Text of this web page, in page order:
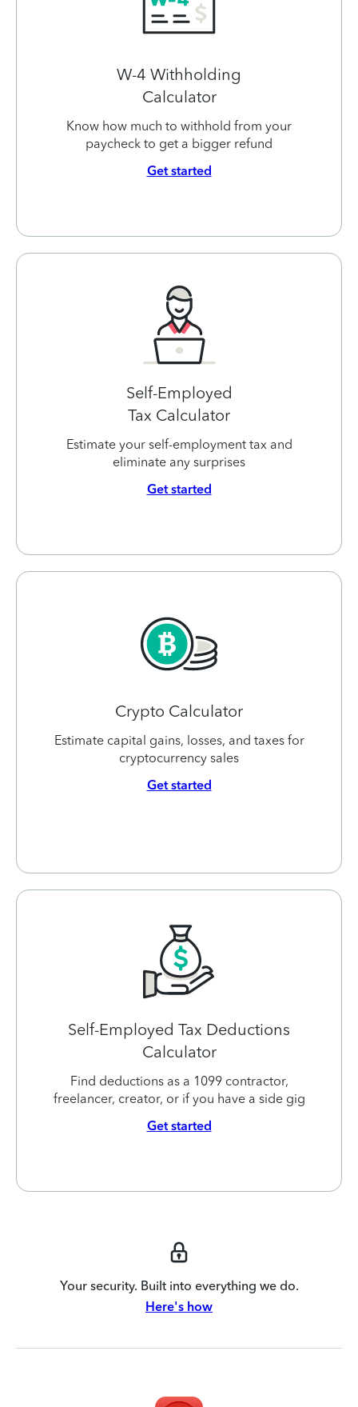
W-4 Withholding
Calculator
Know how much to withhold from your
paycheck to get a bigger refund
Get started
Self-Employed
Tax Calculator
Estimate your self-employment tax and
eliminate any surprises
Get started
Crypto Calculator
Estimate capital gains, losses, and taxes for
cryptocurrency sales
Get started
Self-Employed Tax Deductions
Calculator
Find deductions as a 1099 contractor,
freelancer, creator, or if you have a side gig
Get started
Your security. Built into everything we do.
Here's how